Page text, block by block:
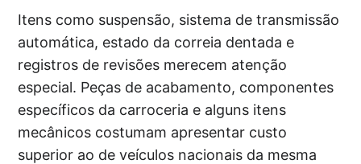
Itens como suspensão, sistema de transmissão
automática, estado da correia dentada e
registros de revisões merecem atenção
especial. Peças de acabamento, componentes
específicos da carroceria e alguns itens
mecânicos costumam apresentar custo
superior ao de veículos nacionais da mesma